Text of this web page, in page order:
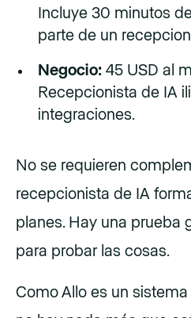
Incluye 30 minutos
parte de un
Negocio: 45 USD al
Recepcionista de IA
integraciones.
No se requieren
recepcionista de IA
planes. Hay una prueba
para probar las cosas.
Como Allo es un